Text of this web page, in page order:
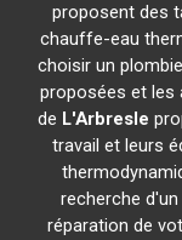
proposent des
chauffe-eau
choisir un
proposées et les
de L'Arbresle
travail et leurs
recherche
réparation de